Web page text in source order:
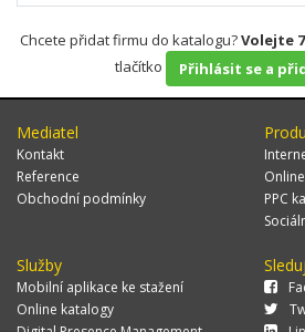
Chcete přidat firmu do katalogu?Volejte
tlačítko
Přihlásit se a
Mediatel
Kontakt
Reference
Obchodní podmínky
PPC
Služby
Mobilní aplikace ke stažení
Online katalogy